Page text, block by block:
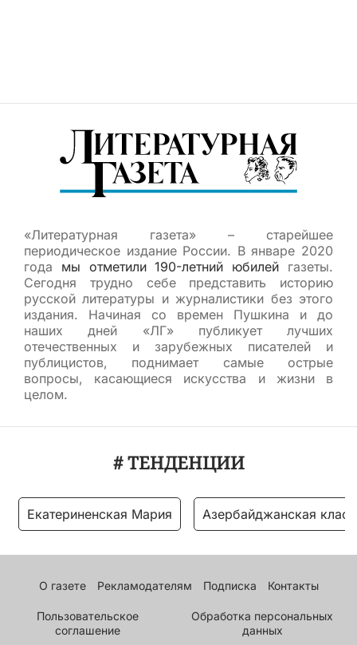
«Литературная газета» – старейшее
периодическое издание России. В январе 2020
года мы отметили 190-летний юбилей газеты.
Сегодня трудно себе представить историю
русской литературы и журналистики без этого
издания. Начиная со времен Пушкина и до
наших дней «ЛГ» публикует лучших
отечественных и зарубежных писателей и
публицистов, поднимает самые острые
вопросы, касающиеся искусства и жизни в
целом.
# ТЕНДЕНЦИИ
Екатериненская Мария Азербайджанская
О газете Рекламодателям Подписка Контакты
Пользовательское
соглашение
Обработка персональных
данных